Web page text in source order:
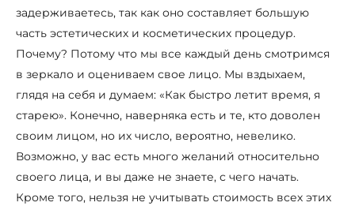
задерживаетесь, так как оно составляет большую
часть эстетических и косметических процедур.
Почему? Потому что мы все каждый день смотримся
в зеркало и оцениваем свое лицо. Мы вздыхаем,
глядя на себя и думаем: «Как быстро летит время, я
старею». Конечно, наверняка есть и те, кто доволен
своим лицом, но их число, вероятно, невелико.
Возможно, у вас есть много желаний относительно
своего лица, и вы даже не знаете, с чего начать.
Кроме того, нельзя не учитывать стоимость всех этих